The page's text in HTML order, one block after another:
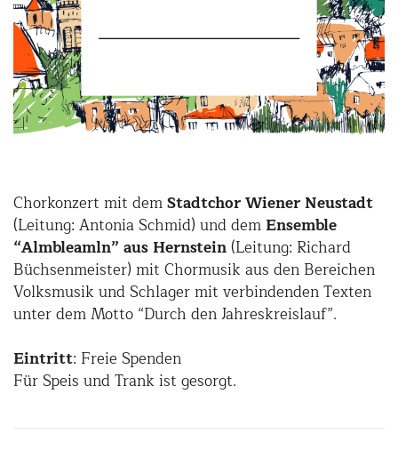
Chorkonzert mit demStadtchor Wiener Neustadt
(Leitung: Antonia Schmid) und demEnsemble
“Almbleamln” aus Hernstein(Leitung: Richard
Büchsenmeister) mit Chormusik aus den Bereichen
Volksmusik und Schlager mit verbindenden Texten
unter dem Motto “Durch den Jahreskreislauf”.
Eintritt: Freie Spenden
Für Speis und Trank ist gesorgt.